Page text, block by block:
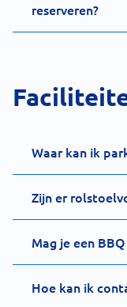
reserveren?
Waar kan ik
Zijn er
Mag je een
Hoe kan ik